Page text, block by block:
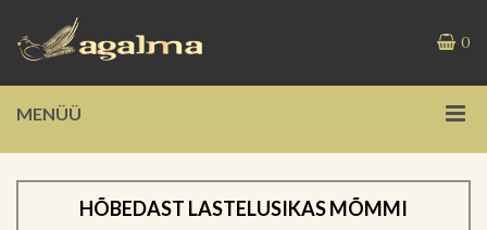
0
MENÜÜ
HÕBEDAST LASTELUSIKAS MÕMMI